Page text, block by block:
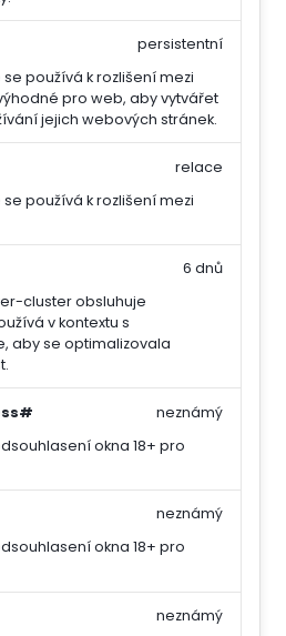
používá k rozlišení mezi
pro web, aby vytvářet
jejich webových stránek.
persistentní
používá k rozlišení mezi
relace
cluster obsluhuje
v kontextu s
aby se optimalizovala
6 dnů
okna 18+ pro
neznámý
okna 18+ pro
neznámý
neznámý